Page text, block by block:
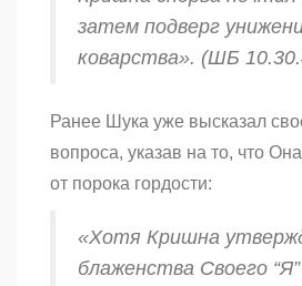
затем подверг
коварства». (ШБ
Ранее Шука уже высказал
вопроса, указав на то, что
от порока гордости:
«Хотя Кришна
блаженства Своего